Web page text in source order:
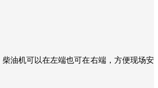
油机可以在左端也可在右端，方便现场安